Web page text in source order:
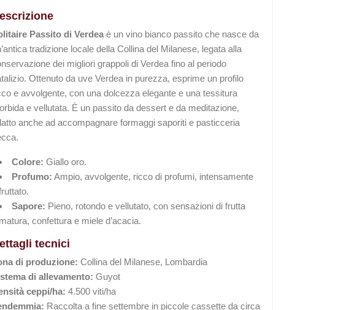
Passito di Verdeaè un vino bianco passito che nasce da
tradizione locale della Collina del Milanese, legata alla
dei migliori grappoli di Verdea fino al periodo
Ottenuto da uve Verdea in purezza, esprime un profilo
e avvolgente, con una dolcezza elegante e una tessitura
e vellutata. È un passito da dessert e da meditazione,
anche ad accompagnare formaggi saporiti e pasticceria
Colore: Giallo oro.
Profumo: Ampio, avvolgente, ricco di profumi, intensamente
Sapore: Pieno, rotondo e vellutato, con sensazioni di frutta
matura, confettura e miele d’acacia.
tecnici
di produzione: Collina del Milanese, Lombardia
di allevamento: Guyot
ceppi/ha: 4.500 viti/ha
Raccolta a fine settembre in piccole cassette da circa